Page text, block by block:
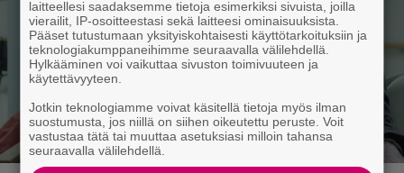
laitteellesi saadaksemme tietoja esimerkiksi sivuista, joilla
vierailit, IP-osoitteestasi sekä laitteesi ominaisuuksista.
Pääset tutustumaan yksityiskohtaisesti käyttötarkoituksiin ja
teknologiakumppaneihimme seuraavalla välilehdellä.
Hylkääminen voi vaikuttaa sivuston toimivuuteen ja
käytettävyyteen.
Jotkin teknologiamme voivat käsitellä tietoja myös ilman
suostumusta, jos niillä on siihen oikeutettu peruste. Voit
vastustaa tätä tai muuttaa asetuksiasi milloin tahansa
seuraavalla välilehdellä.